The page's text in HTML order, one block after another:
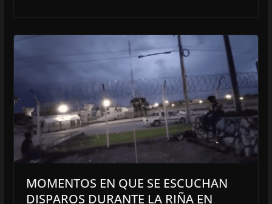
MOMENTOS EN QUE SE ESCUCHAN
DISPAROS DURANTE LA RIÑA EN